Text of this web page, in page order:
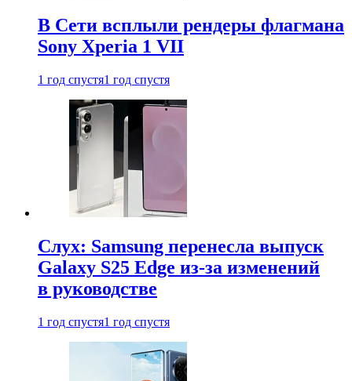
В Сети всплыли рендеры флагмана
Sony Xperia 1 VII
1 год спустя1 год спустя
Слух: Samsung перенесла выпуск
Galaxy S25 Edge из-за изменений
в руководстве
1 год спустя1 год спустя